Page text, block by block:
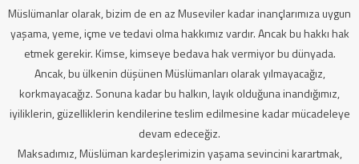
Müslümanlar olarak, bizim de en az Museviler kadar inançlarımıza uygun
yaşama, yeme, içme ve tedavi olma hakkımız vardır. Ancak bu hakkı hak
etmek gerekir. Kimse, kimseye bedava hak vermiyor bu dünyada.
Ancak, bu ülkenin düşünen Müslümanları olarak yılmayacağız,
korkmayacağız. Sonuna kadar bu halkın, layık olduğuna inandığımız,
iyiliklerin, güzelliklerin kendilerine teslim edilmesine kadar mücadeleye
devam edeceğiz.
Maksadımız, Müslüman kardeşlerimizin yaşama sevincini karartmak,